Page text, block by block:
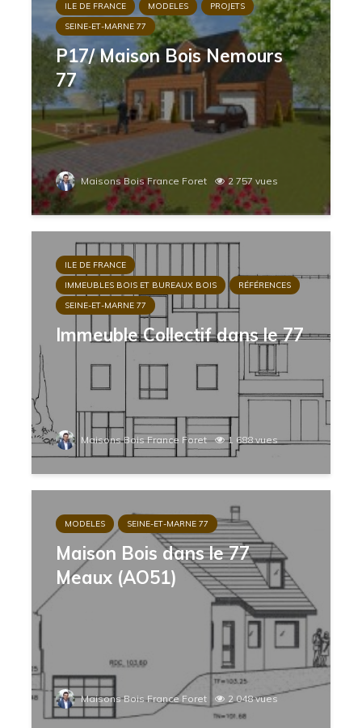
ILE DE FRANCE MODELES
PROJETS
SEINE-ET-MARNE 77
P17/ Maison Bois Nemours
77
Maisons Bois France Foret 2 757 vues
ILE DE FRANCE
IMMEUBLES BOIS ET BUREAUX BOIS
RÉFÉRENCES
SEINE-ET-MARNE 77
Immeuble Collectif dans le 77
Maisons Bois France Foret 1 688 vues
MODELES SEINE-ET-MARNE 77
Maison Bois dans le 77
Meaux (AO51)
Maisons Bois France Foret 2 048 vues